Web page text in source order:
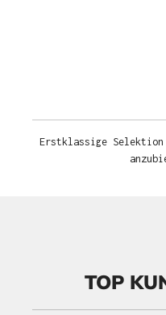
Erstklassige Selektion
TOP